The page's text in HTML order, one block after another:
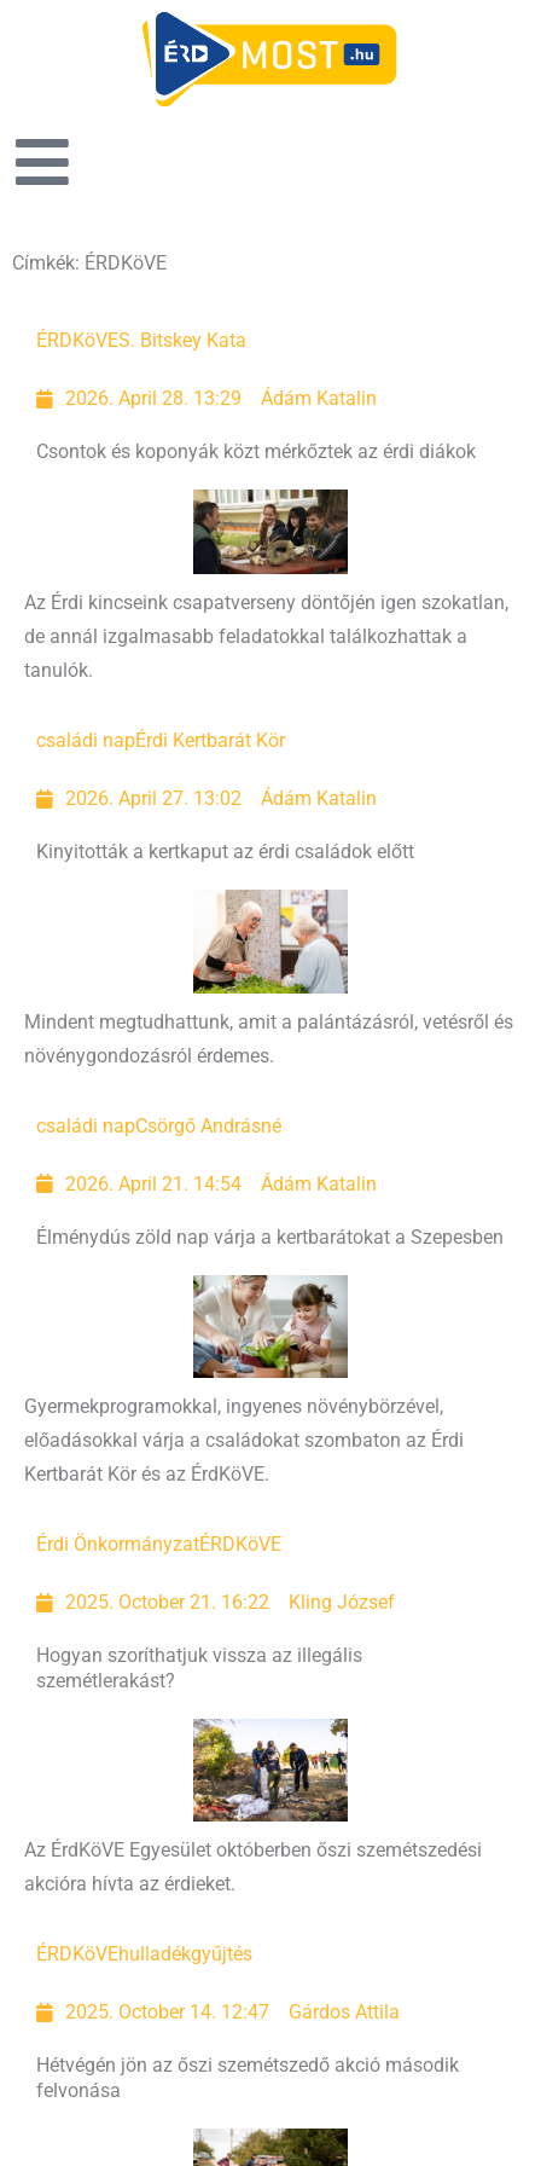
Címkék: ÉRDKöVE
ÉRDKöVES. Bitskey Kata
2026. April 28. 13:29 Ádám Katalin
Csontok és koponyák közt mérkőztek az érdi diákok
Az Érdi kincseink csapatverseny döntőjén igen szokatlan,
de annál izgalmasabb feladatokkal találkozhattak a
tanulók.
családi napÉrdi Kertbarát Kör
2026. April 27. 13:02 Ádám Katalin
Kinyitották a kertkaput az érdi családok előtt
Mindent megtudhattunk, amit a palántázásról, vetésről és
növénygondozásról érdemes.
családi napCsörgő Andrásné
2026. April 21. 14:54 Ádám Katalin
Élménydús zöld nap várja a kertbarátokat a Szepesben
Gyermekprogramokkal, ingyenes növénybörzével,
előadásokkal várja a családokat szombaton az Érdi
Kertbarát Kör és az ÉrdKöVE.
Érdi ÖnkormányzatÉRDKöVE
2025. October 21. 16:22 Kling József
Hogyan szoríthatjuk vissza az illegális
szemétlerakást?
Az ÉrdKöVE Egyesület októberben őszi szemétszedési
akcióra hívta az érdieket.
ÉRDKöVEhulladékgyűjtés
2025. October 14. 12:47 Gárdos Attila
Hétvégén jön az őszi szemétszedő akció második
felvonása